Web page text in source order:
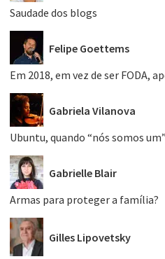
Saudade dos blogs
Felipe Goettems
Em 2018, em vez de ser FODA,
Gabriela Vilanova
Ubuntu, quando “nós somos um”
Gabrielle Blair
Armas para proteger a família?
Gilles Lipovetsky